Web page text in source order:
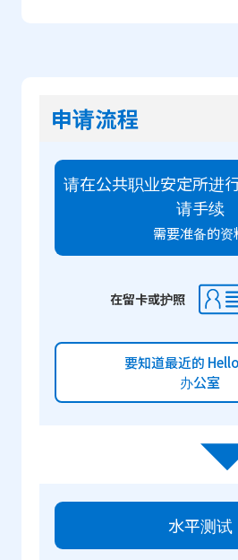
申请流程
请在公共职业安定所进
请手续
需要准备的资
在留卡或护照
要知道最近的
办公室
水平测试